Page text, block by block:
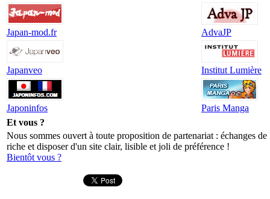
Japan-mod.fr AdvaJP
Japanveo Institut Lumière
Japoninfos
Paris Manga
Et vous ?
Nous sommes ouvert à toute proposition de partenariat : échanges
riche et disposer d'un site clair, lisible et joli de préférence !
Bientôt vous ?